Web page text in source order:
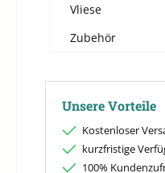
Vliese
Zubehör
Unsere Vorteile
Kostenloser
kurzfristige
100%